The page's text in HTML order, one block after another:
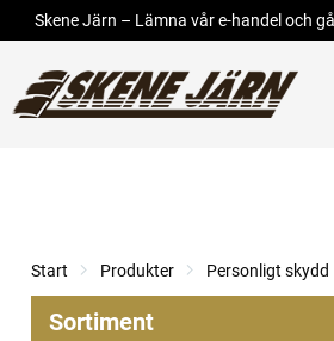
Skene Järn – Lämna vår e-handel och
Start Produkter Personligt skydd
Sortiment